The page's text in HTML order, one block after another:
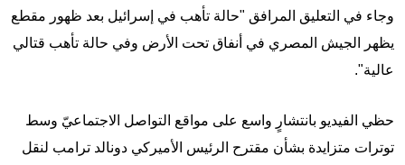
وجاء في التعليق المرافق "حالة تأهب في إسرائيل بعد ظهور مقطع
يظهر الجيش المصري في أنفاق تحت الأرض وفي حالة تأهب قتالي
عالية".
حظي الفيديو بانتشارٍ واسع على مواقع التواصل الاجتماعيّ وسط
توترات متزايدة بشأن مقترح الرئيس الأميركي دونالد ترامب لنقل